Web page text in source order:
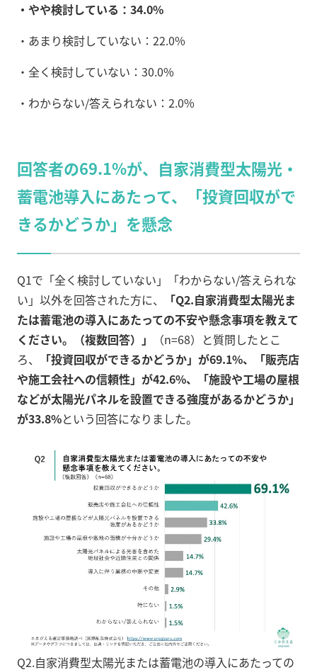
・やや検討している：34.0%
・あまり検討していない：22.0%
・全く検討していない：30.0%
・わからない/答えられない：2.0%
回答者の69.1%が、自家消費型太陽光・
蓄電池導入にあたって、「投資回収がで
きるかどうか」を懸念
Q1で「全く検討していない」「わからない/答えられな
い」以外を回答された方に、
「Q2.自家消費型太陽光ま
たは蓄電池の導入にあたっての不安や懸念事項を教えて
ください。（複数回答）」
（n=68）と質問したとこ
ろ、
「投資回収ができるかどうか」が69.1%、「販売店
や施工会社への信頼性」が42.6%、「施設や工場の屋根
などが太陽光パネルを設置できる強度があるかどうか」
が33.8%という回答になりました。
Q2.自家消費型太陽光または蓄電池の導入にあたっての